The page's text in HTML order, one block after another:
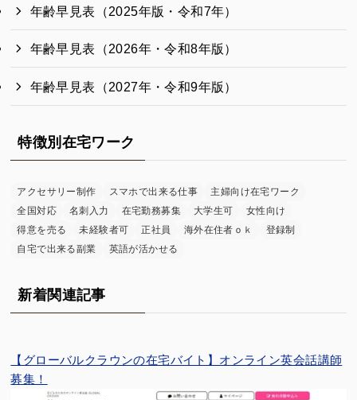
年齢早見表（2025年版・令和7年）
年齢早見表（2026年・令和8年版）
年齢早見表（2027年・令和9年版）
特徴別在宅ワーク
アクセサリー制作 スマホで出来る仕事
主婦向け在宅ワーク
全国対応
名刺入力 在宅勤務募集 大学生可
女性向け
得意を売る
未経験者可 正社員 海外在住者ｏｋ
登録制
自宅で出来る副業
英語が活かせる
新着関連記事
【グローバルクラウンの在宅バイト】オンライン英会話講師
募集！